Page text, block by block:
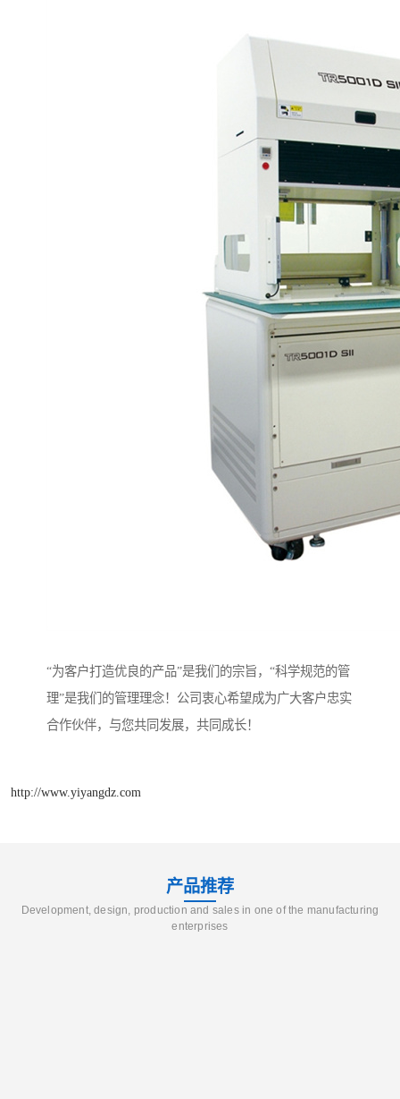
“为客户打造优良的产品”是我们的宗旨，“科学规范的管
理”是我们的管理理念！公司衷心希望成为广大客户忠实
合作伙伴，与您共同发展，共同成长！
http://www.yiyangdz.com
产品推荐
Development, design, production and sales in one of the manufacturing
enterprises